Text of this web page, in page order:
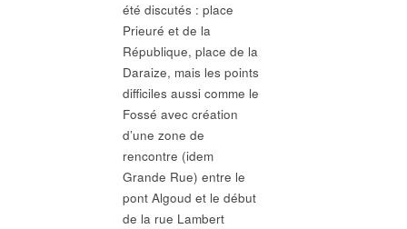
été discutés : place
Prieuré et de la
République, place de la
Daraize, mais les points
difficiles aussi comme le
Fossé avec création
d’une zone de
rencontre (idem
Grande Rue) entre le
pont Algoud et le début
de la rue Lambert